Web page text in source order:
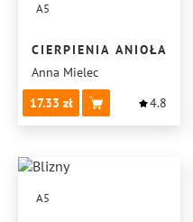
A5
CIERPIENIA ANIOŁA
Anna Mielec
17.33
4.8
A5